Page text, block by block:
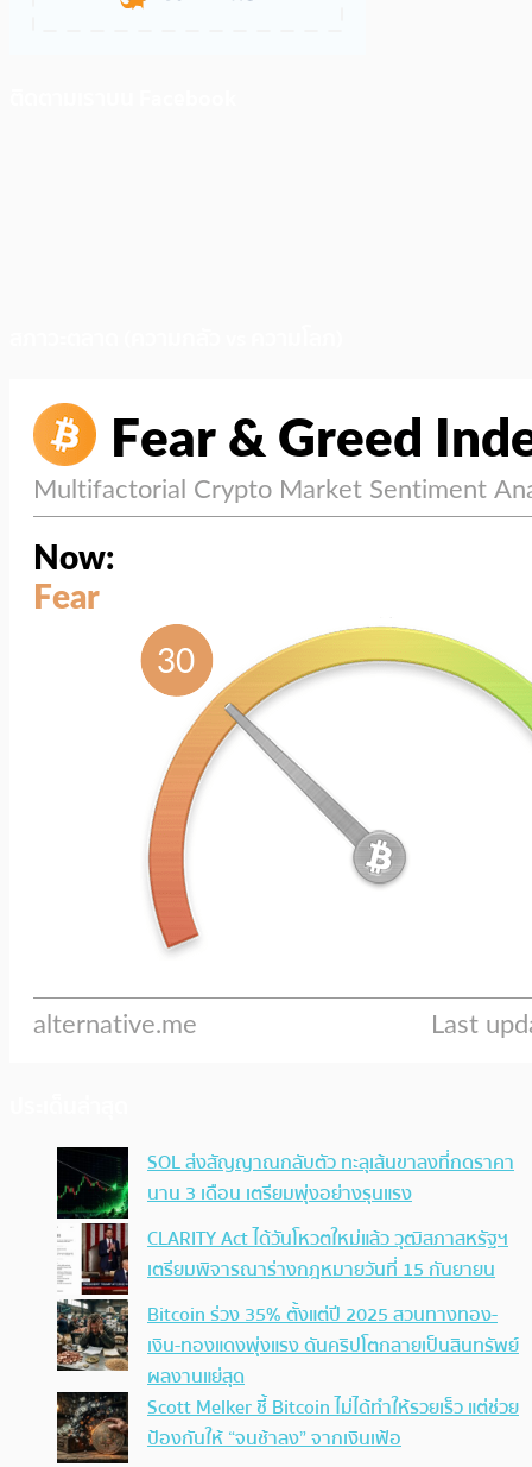
SOL ส่งสัญญาณกลับตัว ทะลุเส้นขาลงที่กดราคา
นาน 3 เดือน เตรียมพุ่งอย่างรุนแรง
CLARITY Act ได้วันโหวตใหม่แล้ว วุฒิสภาสหรัฐฯ
เตรียมพิจารณาร่างกฎหมายวันที่ 15 กันยายน
Bitcoin ร่วง 35% ตั้งแต่ปี 2025 สวนทางทอง-
เงิน-ทองแดงพุ่งแรง ดันคริปโตกลายเป็นสินทรัพย์
ผลงานแย่สุด
Scott Melker ชี้ Bitcoin ไม่ได้ทำให้รวยเร็ว แต่ช่วย
ป้องกันให้ “จนช้าลง” จากเงินเฟ้อ